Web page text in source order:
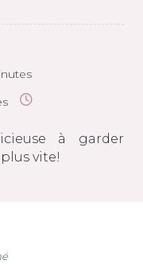
à garder
vite!